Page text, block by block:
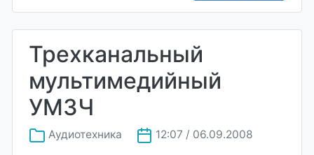
Трехканальный
мультимедийный
УМЗЧ
Аудиотехника 12:07 / 06.09.2008